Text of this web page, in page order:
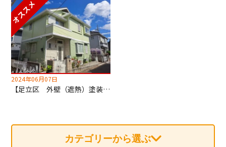
2024年06月07日
【足立区 外壁（遮熱）塗装・屋根カバー工法工事】深井塗装はカバー工法も専門！
カテゴリーから選ぶ